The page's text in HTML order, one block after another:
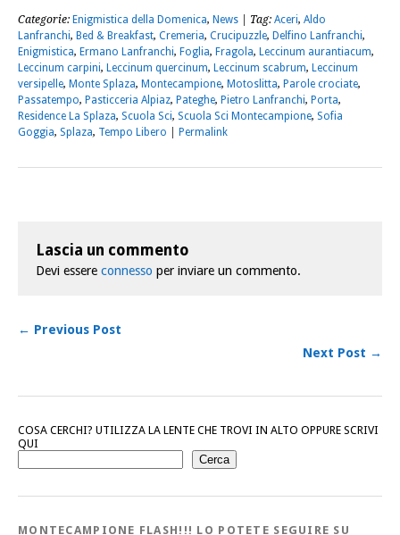
Categorie: Enigmistica della Domenica, News | Tag: Aceri, Aldo
Lanfranchi, Bed & Breakfast, Cremeria, Crucipuzzle, Delfino Lanfranchi,
Enigmistica, Ermano Lanfranchi, Foglia, Fragola, Leccinum aurantiacum,
Leccinum carpini, Leccinum quercinum, Leccinum scabrum, Leccinum
versipelle, Monte Splaza, Montecampione, Motoslitta, Parole crociate,
Passatempo, Pasticceria Alpiaz, Pateghe, Pietro Lanfranchi, Porta,
Residence La Splaza, Scuola Sci, Scuola Sci Montecampione, Sofia
Goggia, Splaza, Tempo Libero Permalink
Lascia un commento
Devi essere connesso per inviare un commento.
← Previous Post
Next Post →
COSA CERCHI? UTILIZZA LA LENTE CHE TROVI IN ALTO OPPURE SCRIVI
QUI
Cerca
MONTECAMPIONE FLASH!!! LO POTETE SEGUIRE SU